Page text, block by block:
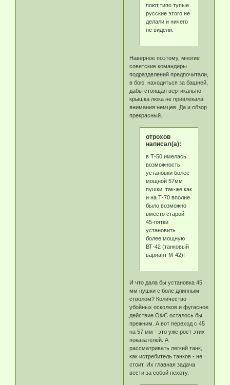
поют,типо тупые
русские этого не
делали и ничего
не видели.
Наверное поэтому, многие
советские командиры
подразделений предпочитали,
в бою, находиться за башней,
дабы стоящая вертикально
крышка люка не привлекала
внимания немцев. Да и обзор
прекрасный.
отрохов
написал(а):
в Т-50 имелась
возможность
установки более
мощной 57мм
пушки, так-же как
и на Т-70 вполне
было возможно
вместо старой
45-пятки
установить
более мощную
ВТ-42 (танковый
вариант М-42)!
И что дала бы установка 45
мм пушки с боле длинным
стволом? Количество
убойных осколков и фугасное
действие ОФС осталось бы
прежним. А вот переход с 45
на 57 мм - это уже рост этих
показателей. А
рассматривать легкий танк,
как истребитель танков - не
стоит. Их главная задача
вести за собой пехоту.